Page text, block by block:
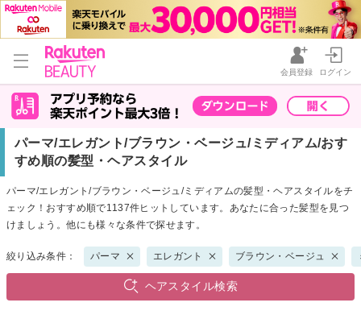
会員登録 ログイン
パーマ/エレガント/ブラウン・ベージュ/ミディアム/おす
すめ順の髪型・ヘアスタイル
パーマ/エレガント/ブラウン・ベージュ/ミディアムの髪型・ヘアスタイルをチ
ェック！おすすめ順で1137件ヒットしています。あなたに合った髪型を見つ
けましょう。他にも様々な条件で探せます。
絞り込み条件： パーマ エレガント ブラウン・ベージュ
ヘアスタイル検索